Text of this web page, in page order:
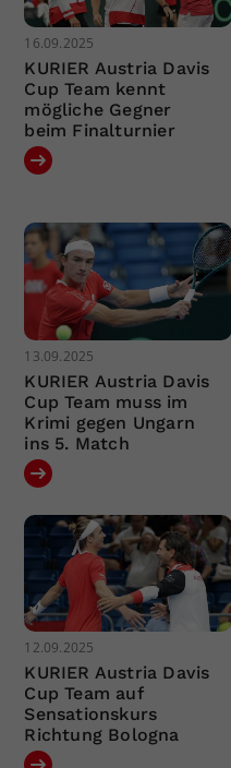
16.09.2025
KURIER Austria Davis
Cup Team kennt
mögliche Gegner
beim Finalturnier
13.09.2025
KURIER Austria Davis
Cup Team muss im
Krimi gegen Ungarn
ins 5. Match
12.09.2025
KURIER Austria Davis
Cup Team auf
Sensationskurs
Richtung Bologna